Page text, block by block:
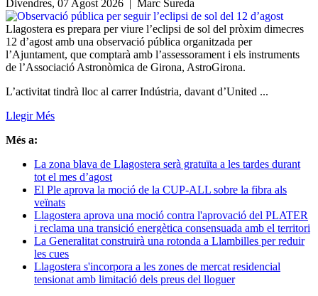
Divendres, 07 Agost 2026 | Marc Sureda
Llagostera es prepara per viure l’eclipsi de sol del pròxim dimecres
12 d’agost amb una observació pública organitzada per
l’Ajuntament, que comptarà amb l’assessorament i els instruments
de l’Associació Astronòmica de Girona, AstroGirona.
L’activitat tindrà lloc al carrer Indústria, davant d’United ...
Llegir Més
Més a:
La zona blava de Llagostera serà gratuïta a les tardes durant
tot el mes d’agost
El Ple aprova la moció de la CUP-ALL sobre la fibra als
veïnats
Llagostera aprova una moció contra l'aprovació del PLATER
i reclama una transició energètica consensuada amb el territori
La Generalitat construirà una rotonda a Llambilles per reduir
les cues
Llagostera s'incorpora a les zones de mercat residencial
tensionat amb limitació dels preus del lloguer